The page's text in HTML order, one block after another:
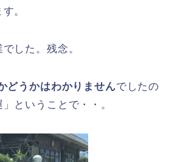
。
した。残念。
どうかはわかりませんでしたの
ということで・・。